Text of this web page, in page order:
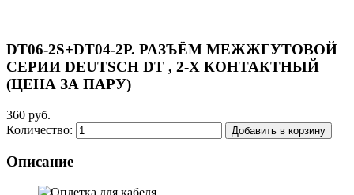
DT06-2S+DT04-2P. РАЗЪЁМ МЕЖЖГУТОВОЙ
СЕРИИ DEUTSCH DT , 2-Х КОНТАКТНЫЙ
(ЦЕНА ЗА ПАРУ)
360 руб.
Количество:
Добавить в корзину
Описание